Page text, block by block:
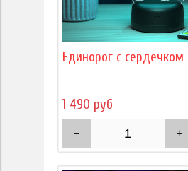
Единорог с сердечком
1 490 руб